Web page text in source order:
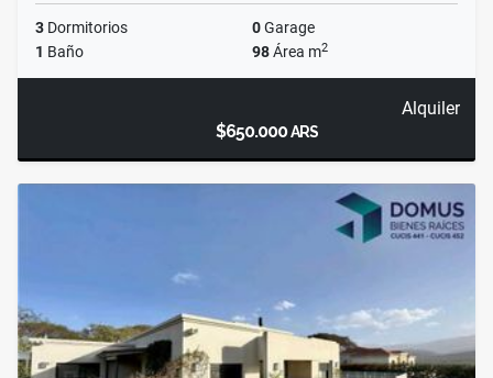
3 Dormitorios 0Garage
1 Baño 98Área m2
Alquiler
$650.000ARS